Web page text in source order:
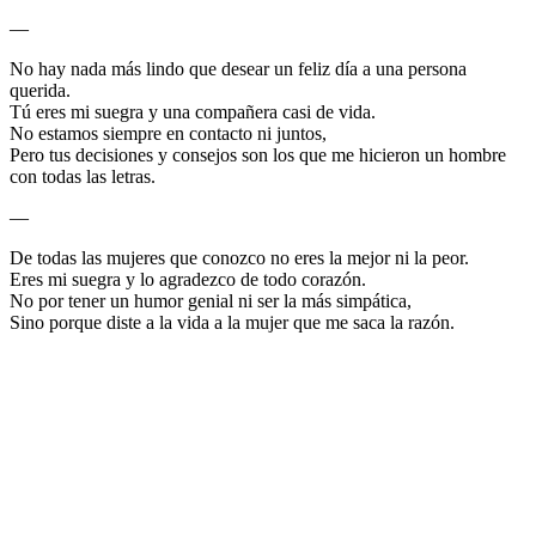
—
No hay nada más lindo que desear un feliz día a una persona
querida.
Tú eres mi suegra y una compañera casi de vida.
No estamos siempre en contacto ni juntos,
Pero tus decisiones y consejos son los que me hicieron un hombre
con todas las letras.
—
De todas las mujeres que conozco no eres la mejor ni la peor.
Eres mi suegra y lo agradezco de todo corazón.
No por tener un humor genial ni ser la más simpática,
Sino porque diste a la vida a la mujer que me saca la razón.